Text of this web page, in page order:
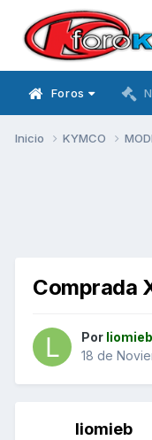
Foros
Inicio KYMCO
Comprada
Por liomieb
18 de
liomieb